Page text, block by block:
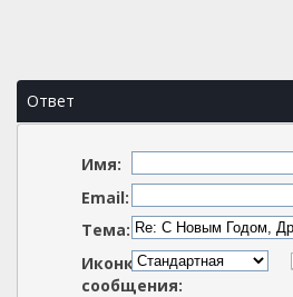
Ответ
Имя:
Email:
Тема:
Иконка
сообщения: